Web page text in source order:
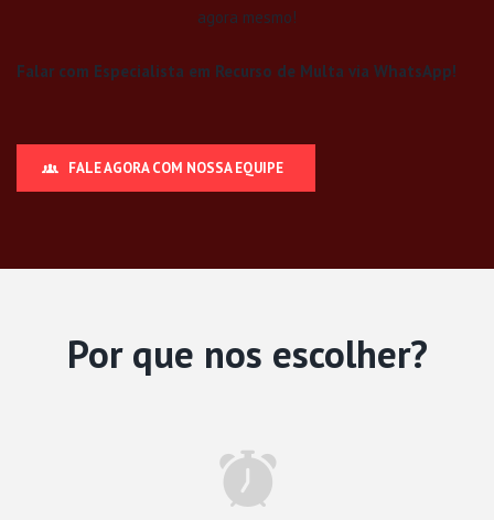
agora mesmo!
Falar com Especialista em Recurso de Multa via WhatsApp!
FALE AGORA COM NOSSA EQUIPE
Por que nos escolher?